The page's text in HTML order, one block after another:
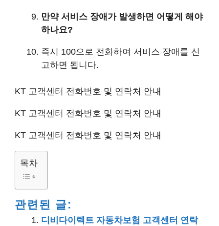
만약 서비스 장애가 발생하면 어떻게 해야
하나요?
즉시 100으로 전화하여 서비스 장애를 신
고하면 됩니다.
KT 고객센터 전화번호 및 연락처 안내
KT 고객센터 전화번호 및 연락처 안내
KT 고객센터 전화번호 및 연락처 안내
목차
관련된 글:
디비다이렉트 자동차보험 고객센터 연락